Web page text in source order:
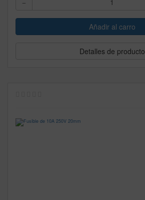
Detalles de producto